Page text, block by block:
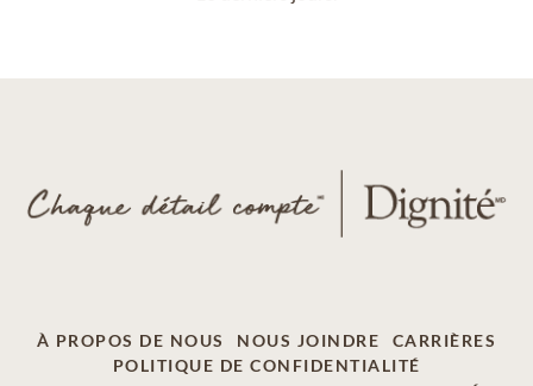
À PROPOS DE NOUS NOUS JOINDRE
CARRIÈRES
POLITIQUE DE CONFIDENTIALITÉ